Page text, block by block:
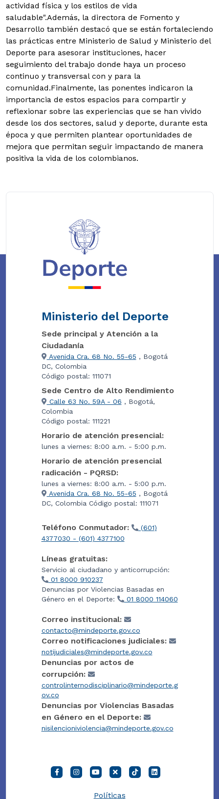
actividad física y los estilos de vida
saludable".Además, la directora de Fomento y
Desarrollo también destacó que se están fortaleciendo
las prácticas entre Ministerio de Salud y Ministerio del
Deporte para asesorar instituciones, hacer
seguimiento del trabajo donde haya un proceso
continuo y transversal con y para la
comunidad.Finalmente, las ponentes indicaron la
importancia de estos espacios para compartir y
reflexionar sobre las experiencias que se han vivido
desde los dos sectores, salud y deporte, durante esta
época y que permiten plantear oportunidades de
mejora que permitan seguir impactando de manera
positiva la vida de los colombianos.
Ministerio del Deporte
Sede principal y Atención a la
Ciudadanía
Avenida Cra. 68 No. 55-65 , Bogotá
DC, Colombia
Código postal: 111071
Sede Centro de Alto Rendimiento
Calle 63 No. 59A - 06 , Bogotá,
Colombia
Código postal: 111221
Horario de atención presencial:
lunes a viernes: 8:00 a.m. - 5:00 p.m.
Horario de atención presencial
radicación - PQRSD:
lunes a viernes: 8:00 a.m. - 5:00 p.m.
Avenida Cra. 68 No. 55-65 , Bogotá
DC, Colombia Código postal: 111071
Teléfono Conmutador:
(601)
4377030 - (601) 4377100
Líneas gratuitas:
Servicio al ciudadano y anticorrupción:
01 8000 910237
Denuncias por Violencias Basadas en
Género en el Deporte:
01 8000 114060
Correo institucional:
contacto@mindeporte.gov.co
Correo notificaciones judiciales:
notijudiciales@mindeporte.gov.co
Denuncias por actos de
corrupción:
controlinternodisciplinario@mindeporte.g
ov.co
Denuncias por Violencias Basadas
en Género en el Deporte:
nisilencioniviolencia@mindeporte.gov.co
Políticas